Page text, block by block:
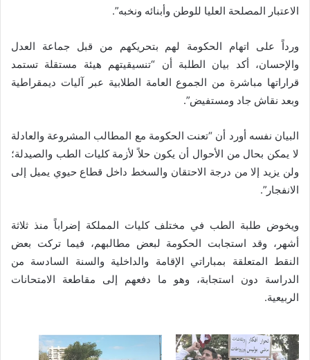
الاعتبار المصلحة العليا للوطن وأبنائه ونخبه”.
ورداً على اتهام الحكومة لهم بتحريكهم من قبل جماعة العدل
والإحسان، أكد بيان الطلبة أن “تنسيقيتهم هيئة مستقلة تستمد
قراراتها مباشرة من الجموع العامة الطلابية عبر آليات ديمقراطية
وبعد نقاش جاد ومستفيض”.
البيان نفسه أورد أن “تعنت الحكومة مع المطالب المشروعة والعادلة
لا يمكن بحال من الأحوال أن يكون حلاً لأزمة كليات الطب والصيدلة؛
ولن يزيد إلا من درجة الاحتقان والسخط داخل قطاع حيوي يميل إلى
الانفجار”.
ويخوض طلبة الطب في مختلف كليات المملكة إضراباً منذ ثلاثة
أشهر، وقد استجابت الحكومة لبعض مطالبهم، فيما تركت بعض
النقط المتعلقة بمباراتي الإقامة والداخلية والسنة السادسة من
الدراسة دون استجابة، وهو ما دفعهم إلى مقاطعة الامتحانات
الربيعية.